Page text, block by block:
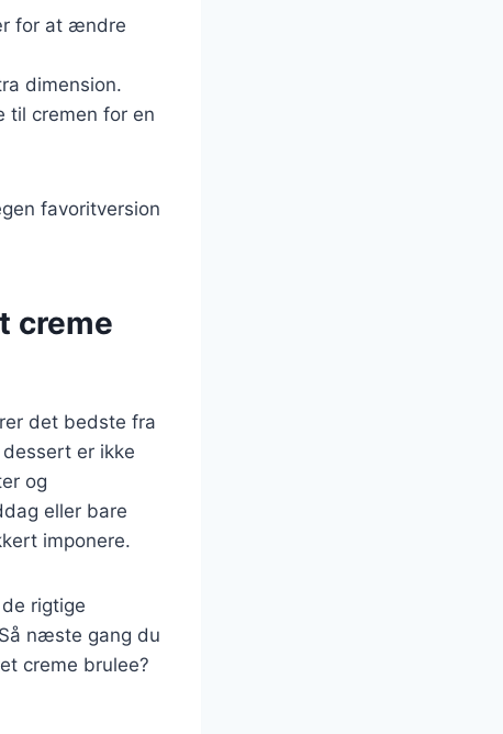
for at ændre
dimension.
til cremen for en
favoritversion
creme
det bedste fra
er ikke
og
eller bare
imponere.
rigtige
næste gang du
creme brulee?